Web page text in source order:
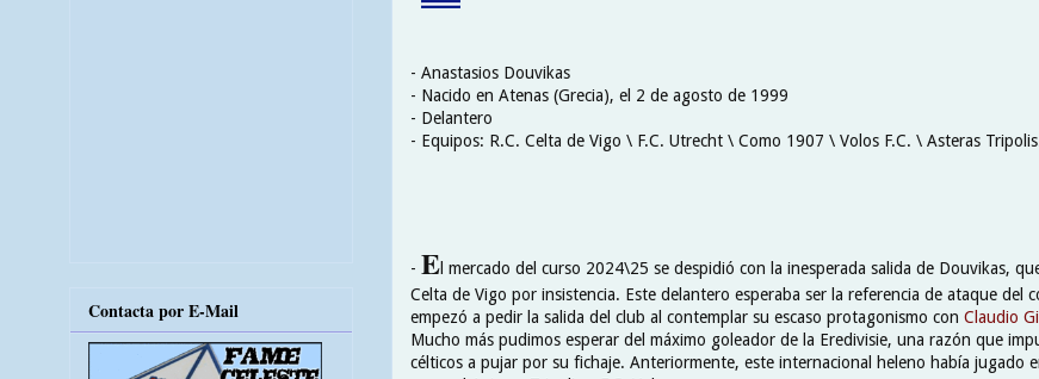
- Anastasios Douvikas
- Nacido en Atenas (Grecia), el 2 de agosto de 1999
- Delantero
- Equipos: R.C. Celta de Vigo \ F.C. Utrecht \ Como 1907 \ Volos F.C. \ Asteras
- El mercado del curso 2024\25 se despidió con la inesperada salida de Douvikas,
Celta de Vigo por insistencia. Este delantero esperaba ser la referencia de ataque del
empezó a pedir la salida del club al contemplar su escaso protagonismo con Claudio
Mucho más pudimos esperar del máximo goleador de la Eredivisie, una razón que
célticos a pujar por su fichaje. Anteriormente, este internacional heleno había jugado
Contacta por E-Mail